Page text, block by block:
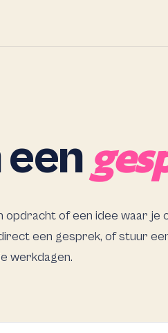
een
opdracht of een idee waar je
een gesprek, of stuur
werkdagen.